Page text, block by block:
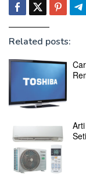
Related posts: